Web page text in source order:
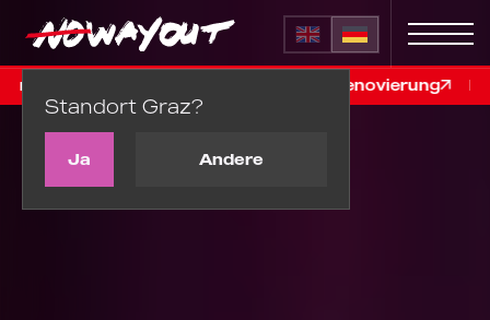
Standort Graz?
Ja Andere
€99, nur online, vor der Renovierung Letzte